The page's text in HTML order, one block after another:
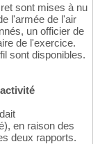
sont mises à nu
l'armée de l'air
un officier de
de l'exercice.
sont disponibles.
en raison des
deux rapports.